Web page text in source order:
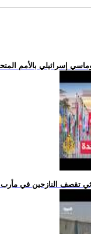
إسرائيلي بالأمم
تقصف النازحين في